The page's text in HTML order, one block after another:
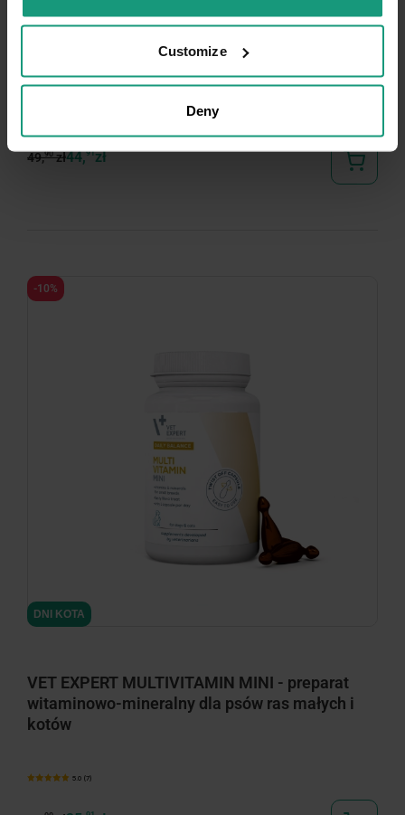
Customize
Deny
VETAMINEX SMALL BREED&CATS - preparat
49,90zł44,91zł
DNI KOTA
VET EXPERT MULTIVITAMIN MINI - preparat
witaminowo-mineralny dla psów ras małych i
kotów
5.0 (7)
-10%